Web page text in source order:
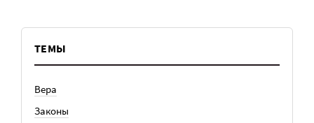
ТЕМЫ
Вера
Законы